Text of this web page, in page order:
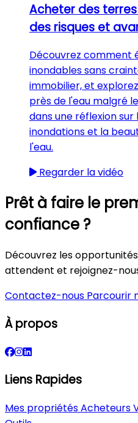
Acheter des
des risques et
Découvrez comment
inondables sans
immobilier, et
près de l'eau malgré
dans une réflexion
inondations et la
l'eau.
Regarder la vidéo
Prêt à faire le
confiance ?
Découvrez les
attendent et rejoignez-
Contactez-nous Parcourir
À propos
Liens Rapides
Mes propriétésAcheteurs